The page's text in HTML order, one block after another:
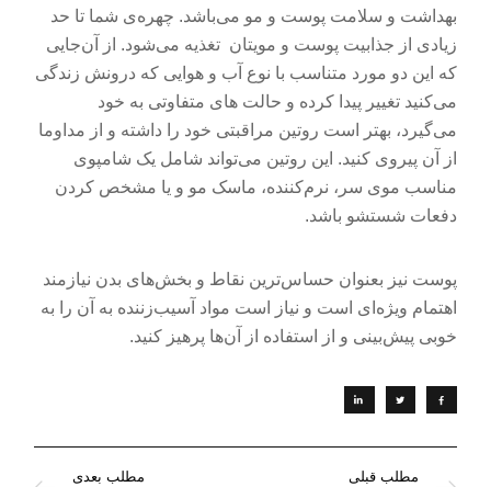
بهداشت و سلامت پوست و مو می‌باشد. چهره‌ی شما تا حد
زیادی از جذابیت پوست و مویتان تغذیه می‌شود. از آن‌جایی
که این دو مورد متناسب با نوع آب و هوایی که درونش زندگی
می‌کنید تغییر پیدا کرده و حالت ‌های متفاوتی به خود
می‌گیرد، بهتر است روتین مراقبتی خود را داشته و از مداوما
از آن پیروی کنید. این روتین می‌تواند شامل یک شامپوی
مناسب موی سر، نرم‌کننده، ماسک مو و یا مشخص کردن
دفعات شستشو باشد.
پوست نیز بعنوان حساس‌ترین نقاط و بخش‌های بدن نیازمند
اهتمام ویژه‌ای است و نیاز است مواد آسیب‌زننده به آن را به
خوبی پیش‌بینی و از استفاده از آن‌ها پرهیز کنید.
مطلب قبلی مطلب بعدی